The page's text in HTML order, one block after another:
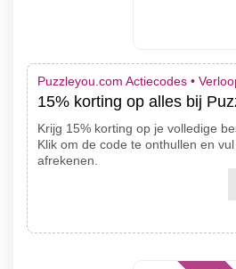
Puzzleyou.com Actiecodes •
15% korting op alles bij
Krijg 15% korting op je volledige
Klik om de code te onthullen en
afrekenen.